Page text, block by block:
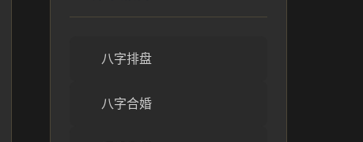
八字排盘
八字合婚